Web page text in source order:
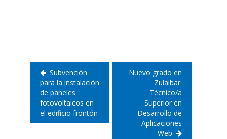
Subvención
para la instalación
de paneles
fotovoltaicos en
el edificio frontón
Nuevo grado en
Zulaibar:
Técnico/a
Superior en
Desarrollo de
Aplicaciones
Web